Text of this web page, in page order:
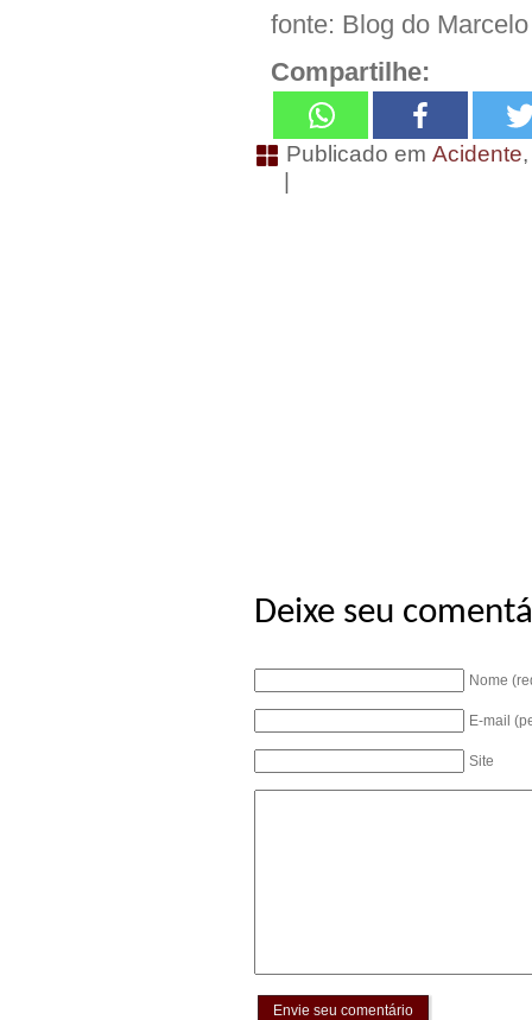
fonte: Blog do Marcelo
Compartilhe:
Publicado em Acidente
|
Deixe seu
Nome
E-mail
Site
Envie seu comentário